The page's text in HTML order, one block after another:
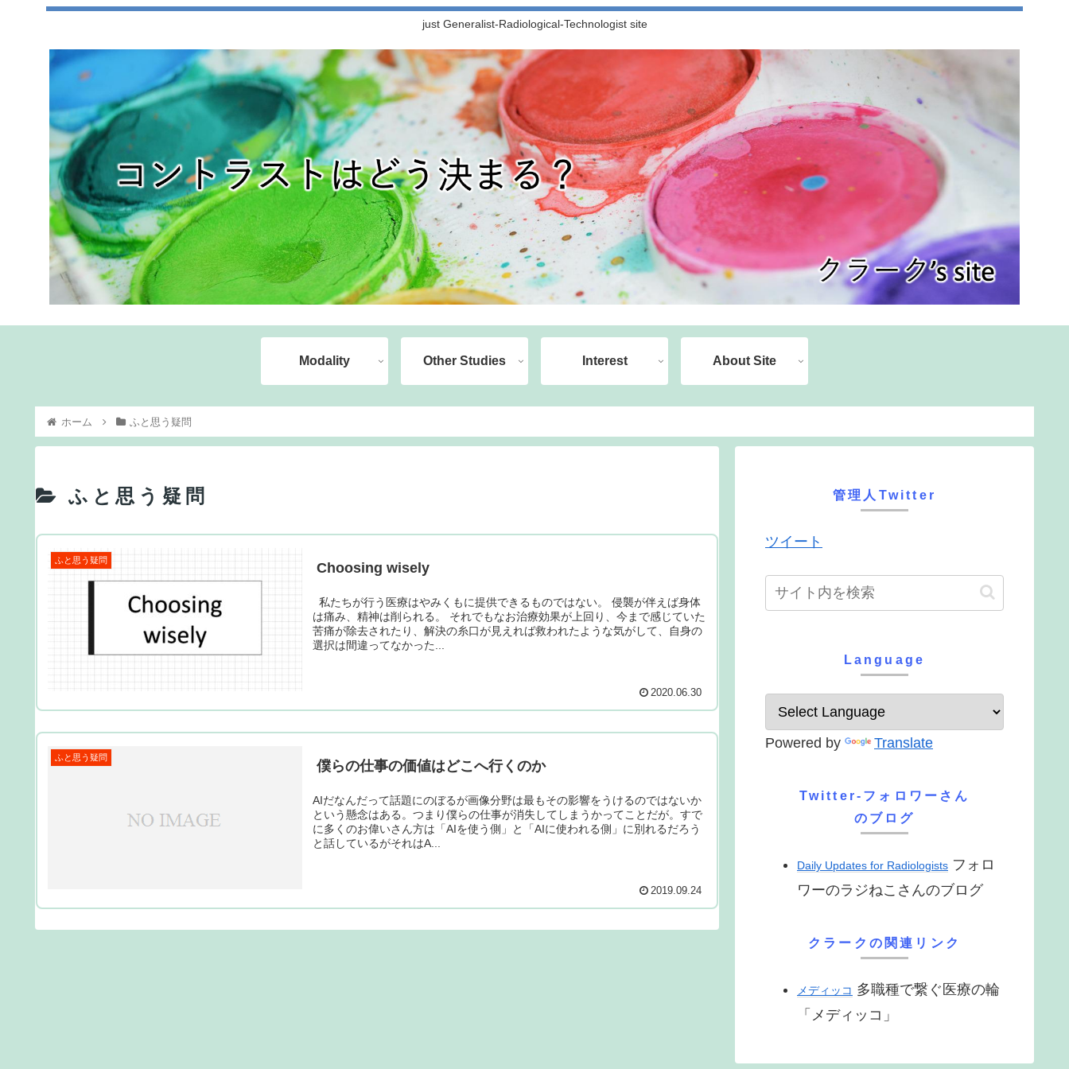
just Generalist-Radiological-Technologist site
Modality Other Studies Interest About Site
ホーム ふと思う疑問
ふと思う疑問
ふと思う疑問
Choosing wisely
私たちが行う医療はやみくもに提供できるものではない。 侵襲が伴えば身体
は痛み、精神は削られる。 それでもなお治療効果が上回り、今まで感じていた
苦痛が除去されたり、解決の糸口が見えれば救われたような気がして、自身の
選択は間違ってなかった...
2020.06.30
ふと思う疑問
僕らの仕事の価値はどこへ行くのか
AIだなんだって話題にのぼるが画像分野は最もその影響をうけるのではないか
という懸念はある。つまり僕らの仕事が消失してしまうかってことだが。すで
に多くのお偉いさん方は「AIを使う側」と「AIに使われる側」に別れるだろう
と話しているがそれはA...
2019.09.24
管理人Twitter
ツイート
Language
Powered by Translate
Twitter-フォロワーさん
のブログ
Daily Updates for Radiologists フォロ
ワーのラジねこさんのブログ
クラークの関連リンク
メディッコ 多職種で繋ぐ医療の輪
「メディッコ」